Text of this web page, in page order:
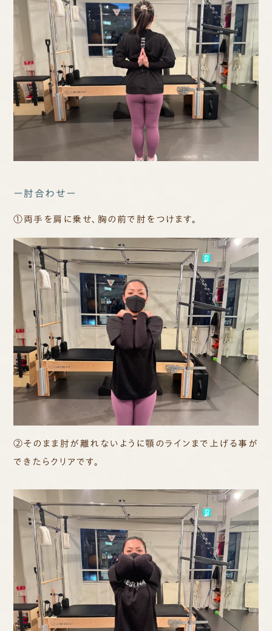
ー肘合わせー
①両手を肩に乗せ、胸の前で肘をつけます。
②そのまま肘が離れないように顎のラインまで上げる事が
できたらクリアです。